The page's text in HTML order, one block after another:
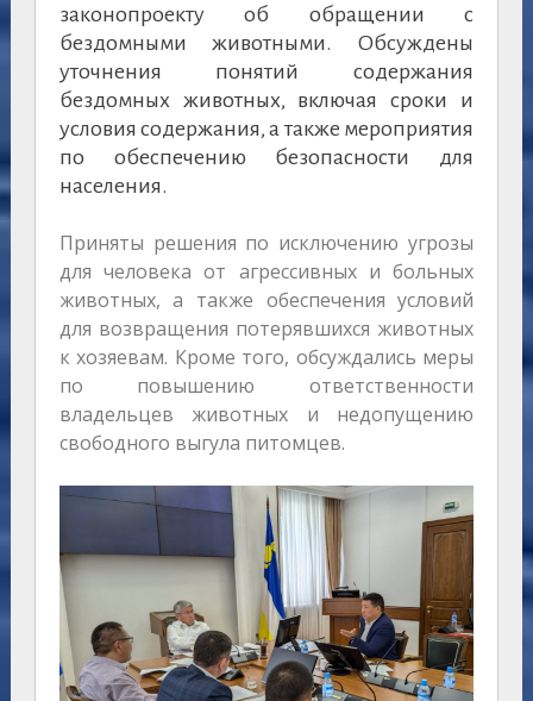
законопроекту об обращении с
бездомными животными. Обсуждены
уточнения понятий содержания
бездомных животных, включая сроки и
условия содержания, а также мероприятия
по обеспечению безопасности для
населения.
Приняты решения по исключению угрозы
для человека от агрессивных и больных
животных, а также обеспечения условий
для возвращения потерявшихся животных
к хозяевам. Кроме того, обсуждались меры
по повышению ответственности
владельцев животных и недопущению
свободного выгула питомцев.